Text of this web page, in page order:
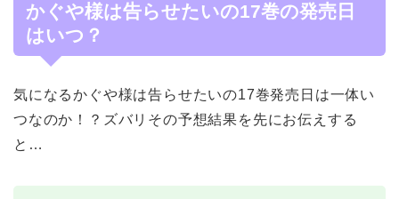
かぐや様は告らせたいの17巻の発売日
はいつ？
気になるかぐや様は告らせたいの17巻発売日は一体い
つなのか！？ズバリその予想結果を先にお伝えする
と…